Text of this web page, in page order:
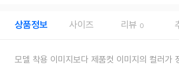
상품정보 사이즈 리뷰 0
모델 착용 이미지보다 제품컷 이미지의 컬러가